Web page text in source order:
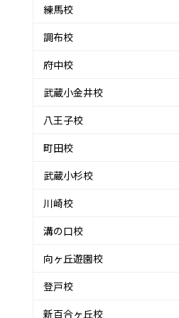
練馬校
調布校
府中校
武蔵小金井校
八王子校
町田校
武蔵小杉校
川崎校
溝の口校
向ヶ丘遊園校
登戸校
新百合ヶ丘校